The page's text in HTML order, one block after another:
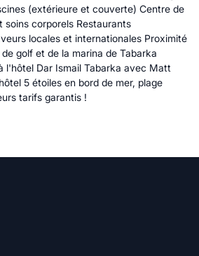
(extérieure et couverte) Centre de
soins corporels Restaurants
locales et internationales Proximité
golf et de la marina de Tabarka
l'hôtel Dar Ismail Tabarka avec Matt
5 étoiles en bord de mer, plage
tarifs garantis !